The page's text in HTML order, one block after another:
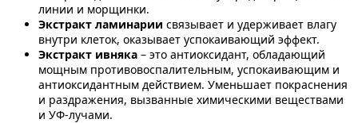
линии и морщинки.
Экстракт ламинарии связывает и удерживает влагу
внутри клеток, оказывает успокаивающий эффект.
Экстракт ивняка – это антиоксидант, обладающий
мощным противовоспалительным, успокаивающим и
антиоксидантным действием. Уменьшает покраснения
и раздражения, вызванные химическими веществами
и УФ-лучами.